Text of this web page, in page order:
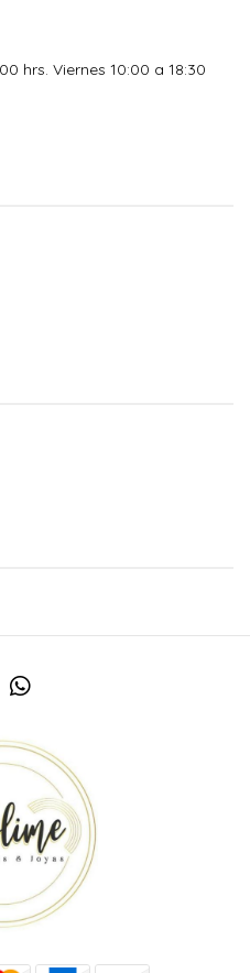
hrs. Viernes 10:00 a 18:30